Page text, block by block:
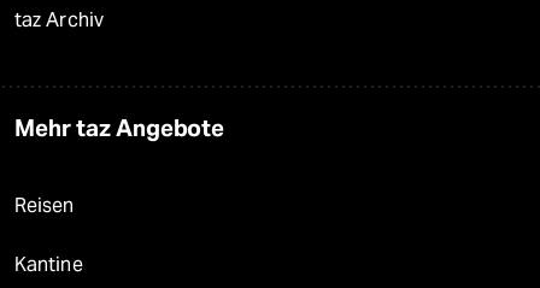
taz Archiv
Mehr taz Angebote
Reisen
Kantine